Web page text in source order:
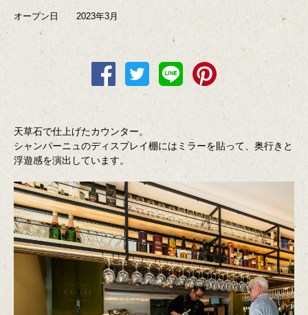
オープン日 2023年3月
天草石で仕上げたカウンター。
シャンパーニュのディスプレイ棚にはミラーを貼って、奥行きと
浮遊感を演出しています。